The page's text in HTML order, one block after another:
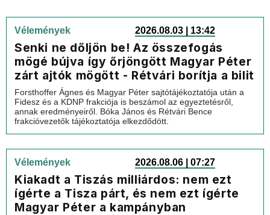
Vélemények 2026.08.03 | 13:42
Senki ne dőljön be! Az összefogás
mögé bújva így őrjöngött Magyar Péter
zárt ajtók mögött - Rétvári borítja a bilit
Forsthoffer Ágnes és Magyar Péter sajtótájékoztatója után a
Fidesz és a KDNP frakciója is beszámol az egyeztetésről,
annak eredményeiről. Bóka János és Rétvári Bence
frakcióvezetők tájékoztatója elkezdődött.
Vélemények 2026.08.06 | 07:27
Kiakadt a Tiszás milliárdos: nem ezt
ígérte a Tisza párt, és nem ezt ígérte
Magyar Péter a kampányban